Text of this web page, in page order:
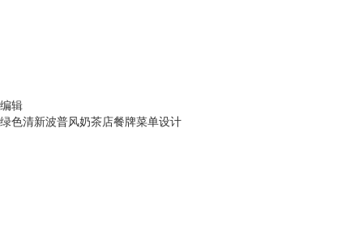
编辑
绿色清新波普风奶茶店餐牌菜单设计